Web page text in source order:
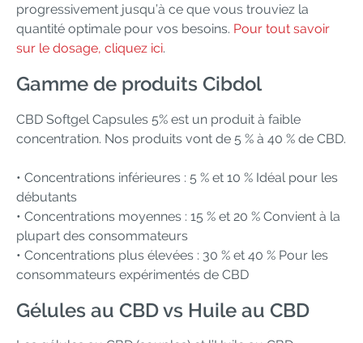
progressivement jusqu’à ce que vous trouviez la
quantité optimale pour vos besoins. Pour tout savoir
sur le dosage, cliquez ici.
Gamme de produits Cibdol
CBD Softgel Capsules 5% est un produit à faible
concentration. Nos produits vont de 5 % à 40 % de CBD.
• Concentrations inférieures : 5 % et 10 % Idéal pour les
débutants
• Concentrations moyennes : 15 % et 20 % Convient à la
plupart des consommateurs
• Concentrations plus élevées : 30 % et 40 % Pour les
consommateurs expérimentés de CBD
Gélules au CBD vs Huile au CBD